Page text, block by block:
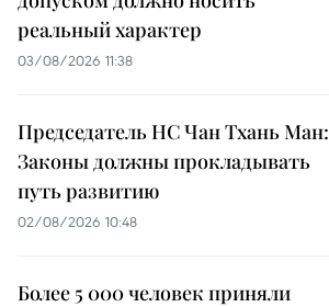
реальный характер
03/08/2026 11:38
Председатель НС Чан Тхань Ман:
Законы должны прокладывать
путь развитию
02/08/2026 10:48
Более 5 000 человек приняли